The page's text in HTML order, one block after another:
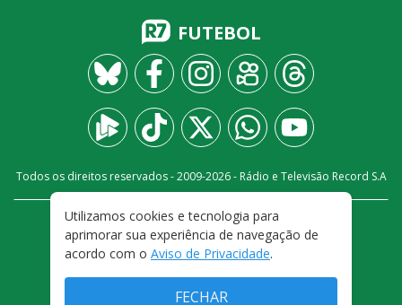
FUTEBOL
Todos os direitos reservados - 2009-2026- Rádio e Televisão Record S.A
FALE CONOSCO
PRIVACIDADE
TERMOS E CONDIÇÕES DE USO
Utilizamos cookies e tecnologia para
aprimorar sua experiência de navegação de
acordo com o Aviso de Privacidade.
FECHAR